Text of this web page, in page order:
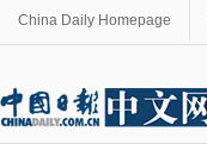
China Daily Homepage